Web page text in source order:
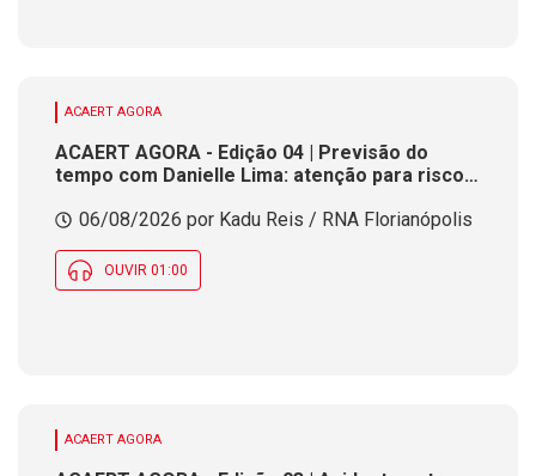
ACAERT AGORA
ACAERT AGORA - Edição 04 | Previsão do
tempo com Danielle Lima: atenção para risco
SC06/08/2026 por Kadu Reis / RNA Florianópolis
OUVIR 01:00
ACAERT AGORA